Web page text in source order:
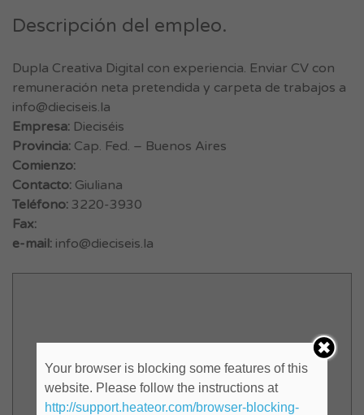
Descripción del empleo.
Dupla Creativa Digital con experiencia. Enviar CV con
remuneración neta pretendida y carpeta de trabajos a
info@dieciseis.la
Empresa: Dieciséis
Provincia: Cap. Fed. – Buenos Aires
Comienzo:
Contacto: Giuliana
Teléfono: 3220-3930
Fax:
e-mail: info@dieciseis.la
Your browser is blocking some features of this
website. Please follow the instructions at
http://support.heateor.com/browser-blocking-